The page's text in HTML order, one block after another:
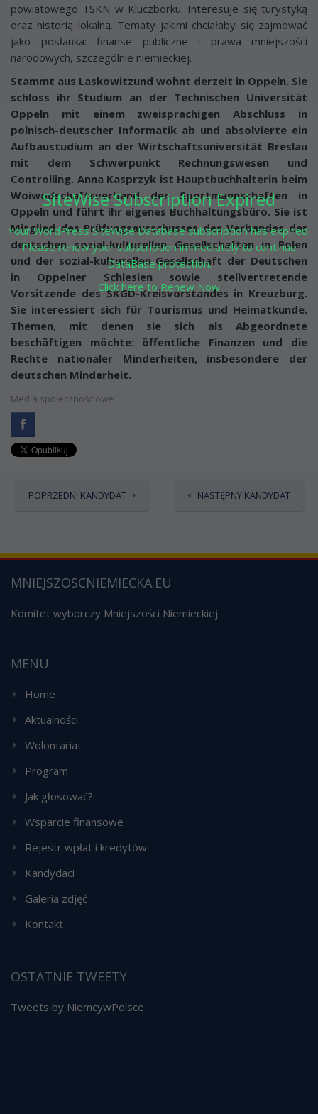
SiteWise Subscription Expired
Your WordPress SiteWise Database subscription has expired.
Please renew your subscription immediately to continue
DataBase protection.
Click here to Renew Now
powiatowego TSKN w Kluczborku. Interesuje się turystyką
oraz historią lokalną. Tematy jakimi chciałaby się zajmować
jako posłanka: finanse publiczne i prawa mniejszości
narodowych, szczególnie niemieckiej.
Stammt aus Laskowitzund wohnt derzeit in Oppeln. Sie
schloss ihr Studium an der Technischen Universität
Oppeln mit einem zweisprachigen Abschluss in
polnisch-deutscher Informatik ab und absolvierte ein
Aufbaustudium an der Wirtschaftsuniversität Breslau
mit dem Schwerpunkt Rechnungswesen und
Controlling. Anna Kasprzyk ist Hauptbuchhalterin beim
Woiwodschaftsverband der Sportmannschaften in
Oppeln und führt ihr eigenes Buchhaltungsbüro. Sie ist
Mitglied des Prüfungsausschusses des Verbandes der
deutschen sozial-kulturellen Gesellschaften in Polen
und der sozial-kulturellen Gesellschaft der Deutschen
in Oppelner Schlesien sowie stellvertretende
Vorsitzende des SKGD-Kreisvorstandes in Kreuzburg.
Sie interessiert sich für Tourismus und Heimatkunde.
Themen, mit denen sie sich als Abgeordnete
beschäftigen möchte: öffentliche Finanzen und die
Rechte nationaler Minderheiten, insbesondere der
deutschen Minderheit.
Media społecznościowe:
POPRZEDNI KANDYDAT NASTĘPNY KANDYDAT
MNIEJSZOSCNIEMIECKA.EU
Komitet wyborczy Mniejszości Niemieckiej.
MENU
Home
Aktualności
Wolontariat
Program
Jak głosować?
Wsparcie finansowe
Rejestr wpłat i kredytów
Kandydaci
Galeria zdjęć
Kontakt
OSTATNIE TWEETY
Tweets by NiemcywPolsce